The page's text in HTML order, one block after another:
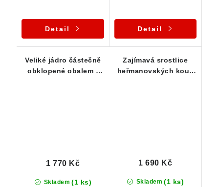
Detail Detail
Veliké jádro částečně
obklopené obalem -
Skladem (1 ks)
1 770 Kč
Zajímavá srostlice
heřmanovských koulí
Skladem (1 ks)
1 690 Kč